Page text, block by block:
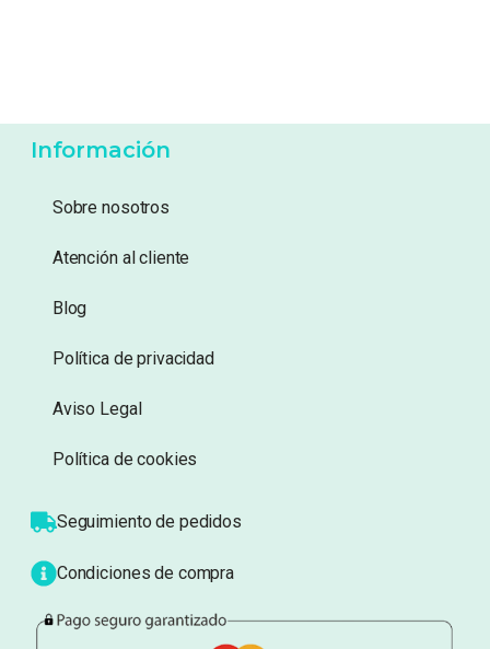
Información
Sobre nosotros
Atención al cliente
Blog
Política de privacidad
Aviso Legal
Política de cookies
Seguimiento de pedidos
Condiciones de compra